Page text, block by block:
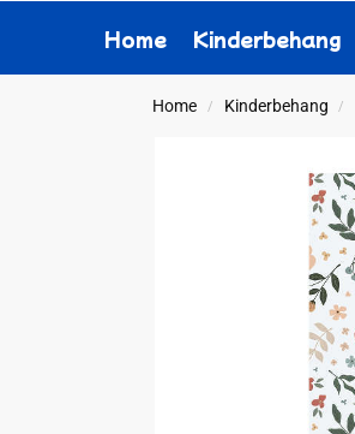
Home Kinderbehang
Home / Kinderbehang /